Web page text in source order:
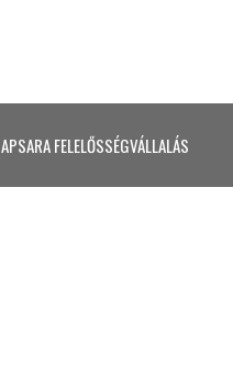
APSARA FELELŐSSÉGVÁLLALÁS